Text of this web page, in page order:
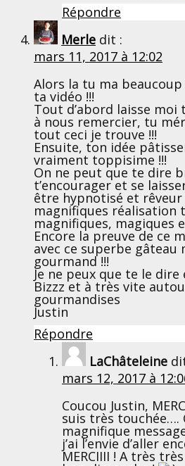
Répondre
Merle dit :
mars 11, 2017 à 12:02
Alors la tu ma
ta vidéo !!!
Tout d’abord laisse moi
à nous remercier, tu
tout ceci je trouve !!!
Ensuite, ton idée
vraiment toppisime !!!
On ne peut que te dire
t’encourager et se
être hypnotisé et
magnifiques réalisation
magnifiques, magiques
Encore la preuve de ce
avec ce superbe
gourmand !!!
Je ne peux que te le dire
Bizzz et à très vite
gourmandises
Justin
Répondre
LaChâteleine
mars 12, 2017 à
Coucou Justin,
suis très touchée….
magnifique
j’ai l’envie d’aller
MERCIIII ! A très